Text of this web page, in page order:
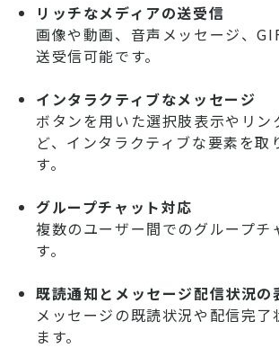
リッチなメディアの送受信
画像や動画、音声メッセージ、
送受信可能です。
インタラクティブなメッセージ
ボタンを用いた選択肢表示やリン
ど、インタラクティブな要素を取
す。
グループチャット対応
複数のユーザー間でのグループチ
す。
既読通知とメッセージ配信状況の
メッセージの既読状況や配信完了
ます。